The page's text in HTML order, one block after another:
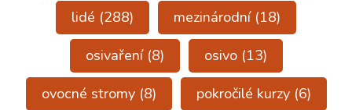
lidé (288) mezinárodní(18)
osivaření(8) osivo(13)
ovocné stromy(8) pokročilé kurzy(6)